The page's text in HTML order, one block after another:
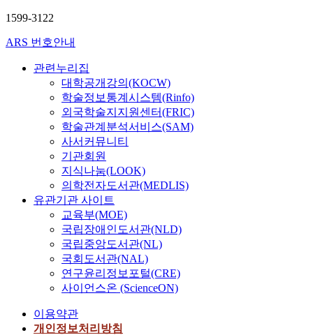
1599-3122
ARS 번호안내
관련누리집
대학공개강의(KOCW)
학술정보통계시스템(Rinfo)
외국학술지지원센터(FRIC)
학술관계분석서비스(SAM)
사서커뮤니티
기관회원
지식나눔(LOOK)
의학전자도서관(MEDLIS)
유관기관 사이트
교육부(MOE)
국립장애인도서관(NLD)
국립중앙도서관(NL)
국회도서관(NAL)
연구윤리정보포털(CRE)
사이언스온 (ScienceON)
이용약관
개인정보처리방침